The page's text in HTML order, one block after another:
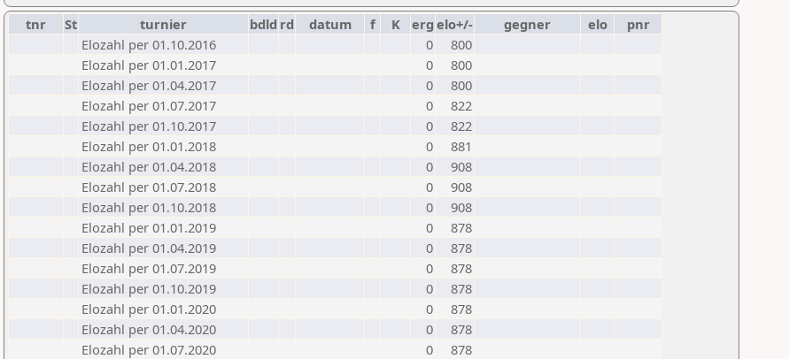
tnr
St turnier bdld rd datum f K erg elo+/- gegner elo
pnr
Elozahl per 01.10.2016
0
800
Elozahl per 01.01.2017
0
800
Elozahl per 01.04.2017
0
800
Elozahl per 01.07.2017
0
822
Elozahl per 01.10.2017
0
822
Elozahl per 01.01.2018
0
881
Elozahl per 01.04.2018
0
908
Elozahl per 01.07.2018
0
908
Elozahl per 01.10.2018
0
908
Elozahl per 01.01.2019
0
878
Elozahl per 01.04.2019
0
878
Elozahl per 01.07.2019
0
878
Elozahl per 01.10.2019
0
878
Elozahl per 01.01.2020
0
878
Elozahl per 01.04.2020
0
878
Elozahl per 01.07.2020
0
878